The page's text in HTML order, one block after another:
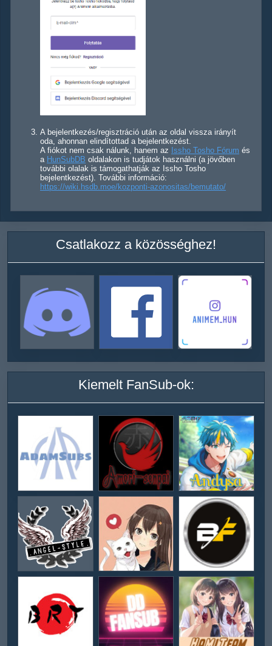
A bejelentkezés/regisztráció után az oldal vissza irányít
oda, ahonnan elindítottad a bejelentkezést.
A fiókot nem csak nálunk, hanem az Issho Tosho Fórum és
a HunSubDB oldalakon is tudjátok használni (a jövőben
további olalak is támogathatják az Issho Tosho
bejelentkezést). További információ:
https://wiki.hsdb.moe/kozponti-azonositas/bemutato/
Csatlakozz a közösséghez!
Kiemelt FanSub-ok: